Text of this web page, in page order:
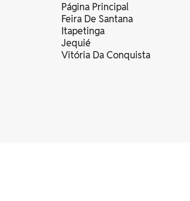
Página Principal
Feira De Santana
Itapetinga
Jequié
Vitória Da Conquista